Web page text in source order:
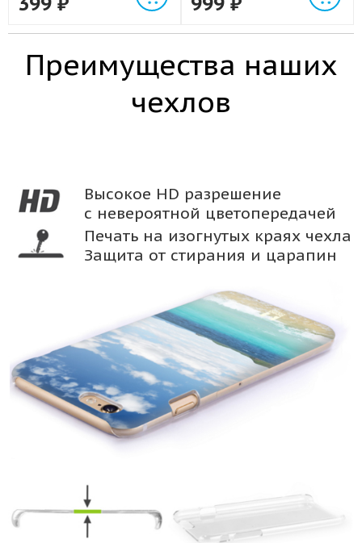
Преимущества наших
чехлов
Высокое HD разрешение
с невероятной цветопередачей
Печать на изогнутых краях чехла
Защита от стирания и царапин